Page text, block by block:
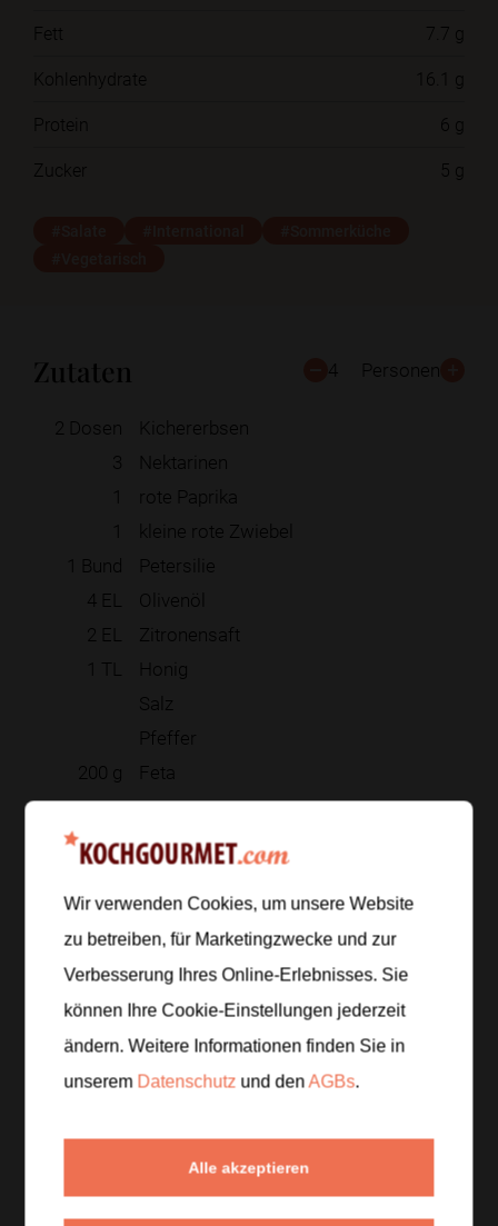
Fett
7.7 g
Kohlenhydrate
16.1 g
Protein
6 g
Zucker
5 g
Zutaten 4 Personen
2 Dosen
Kichererbsen
3
Nektarinen
1
rote Paprika
1
kleine rote Zwiebel
1 Bund
Petersilie
4 EL
Olivenöl
2 EL
Zitronensaft
1 TL
Honig
Salz
Pfeffer
200 g Feta
Zur Einkaufsliste hinzufügen
Zubereitung
Schritt 1/5
Kichererbsen in ein Sieb geben, gründlich abspülen
und abtropfen lassen. Nektarinen waschen,
Wir verwenden Cookies, um unsere Website
zu betreiben, für Marketingzwecke und zur
Verbesserung Ihres Online-Erlebnisses. Sie
können Ihre Cookie-Einstellungen jederzeit
ändern. Weitere Informationen finden Sie in
unserem Datenschutz und denAGBs.
Alle akzeptieren